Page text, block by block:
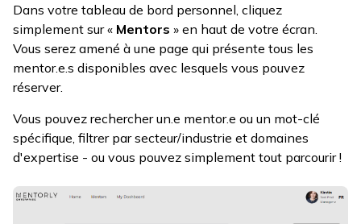
Dans votre tableau de bord personnel, cliquez
simplement sur « Mentors » en haut de votre écran.
Vous serez amené à une page qui présente tous les
mentor.e.s disponibles avec lesquels vous pouvez
réserver.
Vous pouvez rechercher un.e mentor.e ou un mot-clé
spécifique, filtrer par secteur/industrie et domaines
d'expertise - ou vous pouvez simplement tout parcourir !